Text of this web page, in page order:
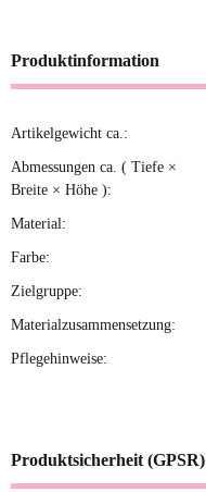
Produktinformation
Produkteigenschaft
Wert
Artikelgewicht ca.:
Abmessungen ca. ( Tiefe ×
Breite × Höhe ):
Material:
Farbe:
Zielgruppe:
Materialzusammensetzung:
Pflegehinweise:
Produktsicherheit (GPSR)